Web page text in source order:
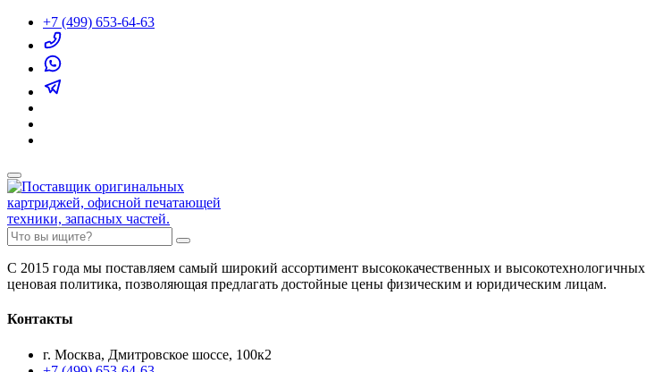
+7 (499) 653-64-63
С 2015 года мы поставляем самый широкий ассортимент высококачественных и
ценовая политика, позволяющая предлагать достойные цены физическим и юридическим лицам.
Контакты
г. Москва, Дмитровское шоссе, 100к2